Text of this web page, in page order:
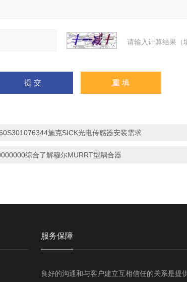
请输入计算结果（
施克SICK光电传感器安装需求
综合了解穆尔MURRT型耦合器
服务保障
良好的沟通和与客户建立互相信任的关系是提